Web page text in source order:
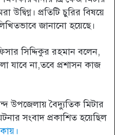
প্রতিটি চুরির বিষয়ে
জানানো হয়েছে।
সিদ্দিকুর রহমান বলেন,
যাবে না,তবে প্রশাসন কাজ
উপজেলায় বৈদ্যুতিক মিটার
সংবাদ প্রকাশিত হয়েছিল